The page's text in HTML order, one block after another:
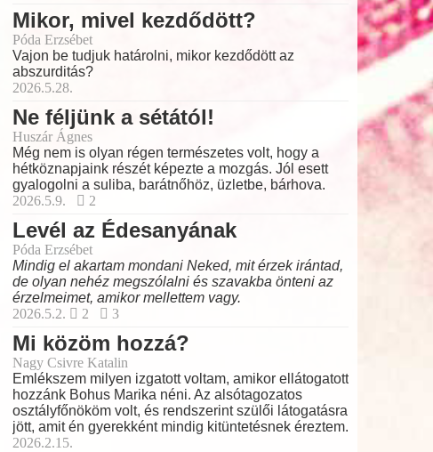
Mikor, mivel kezdődött?
Póda Erzsébet
Vajon be tudjuk határolni, mikor kezdődött az
abszurditás?
2026.5.28.
Ne féljünk a sétától!
Huszár Ágnes
Még nem is olyan régen természetes volt, hogy a
hétköznapjaink részét képezte a mozgás. Jól esett
gyalogolni a suliba, barátnőhöz, üzletbe, bárhova.
2026.5.9.
2
Levél az Édesanyának
Póda Erzsébet
Mindig el akartam mondani Neked, mit érzek irántad,
de olyan nehéz megszólalni és szavakba önteni az
érzelmeimet, amikor mellettem vagy.
2026.5.2.
2 3
Mi közöm hozzá?
Nagy Csivre Katalin
Emlékszem milyen izgatott voltam, amikor ellátogatott
hozzánk Bohus Marika néni. Az alsótagozatos
osztályfőnököm volt, és rendszerint szülői látogatásra
jött, amit én gyerekként mindig kitüntetésnek éreztem.
2026.2.15.